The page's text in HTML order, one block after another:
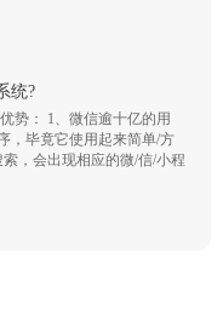
统?
势： 1、微信逾十亿的用
，毕竟它使用起来简单/方
，会出现相应的微/信/小程